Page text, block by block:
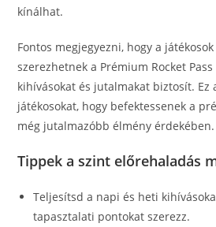
kínálhat.
Fontos megjegyezni, hogy a
szerezhetnek a Prémium Rocket
kihívásokat és jutalmakat biztosít. Ez
játékosokat, hogy befektessenek a
még jutalmazóbb élmény érdekében.
Tippek a szint előrehaladás
Teljesítsd a napi és heti
tapasztalati pontokat szerezz.